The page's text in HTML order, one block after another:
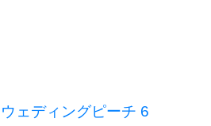
ウェディングピーチ 6